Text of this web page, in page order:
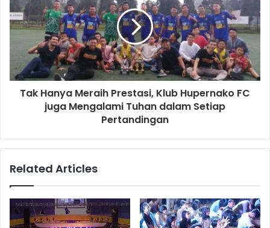
Tak Hanya Meraih Prestasi, Klub Hupernako FC
juga Mengalami Tuhan dalam Setiap
Pertandingan
Related Articles